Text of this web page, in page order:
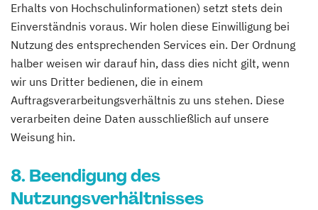
Erhalts von Hochschulinformationen) setzt stets dein
Einverständnis voraus. Wir holen diese Einwilligung bei
Nutzung des entsprechenden Services ein. Der Ordnung
halber weisen wir darauf hin, dass dies nicht gilt, wenn
wir uns Dritter bedienen, die in einem
Auftragsverarbeitungsverhältnis zu uns stehen. Diese
verarbeiten deine Daten ausschließlich auf unsere
Weisung hin.
8. Beendigung des
Nutzungsverhältnisses